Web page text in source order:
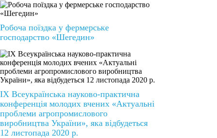
Робоча поїздка у фермерське
господарство «Шегедин»
ІХ Всеукраїнська науково-практична
конференція молодих вчених «Актуальні
проблеми агропромислового
виробництва України», яка відбудеться
12 листопада 2020 р.